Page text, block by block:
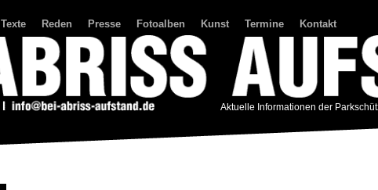
Texte Reden Presse Fotoalben Kunst Termine Kontakt
Aktuelle Informationen der